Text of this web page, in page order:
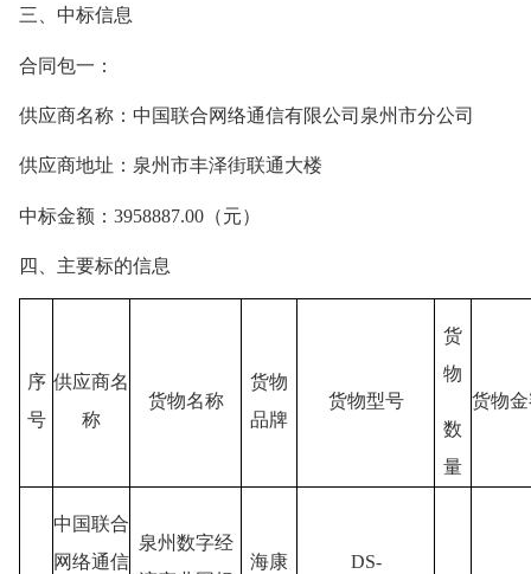
三、中标信息
合同包一：
供应商名称：中国联合网络通信有限公司泉州市分公司
供应商地址： 泉州市丰泽街联通大楼
中标金额： 3958887.00 （元）
四、 主要标的信息
序
号
供应商名
称
货物名称
货物
品牌
货物型号
货
物
数
量
货物
中国联合
网络通信
泉州数字经
海康
DS-